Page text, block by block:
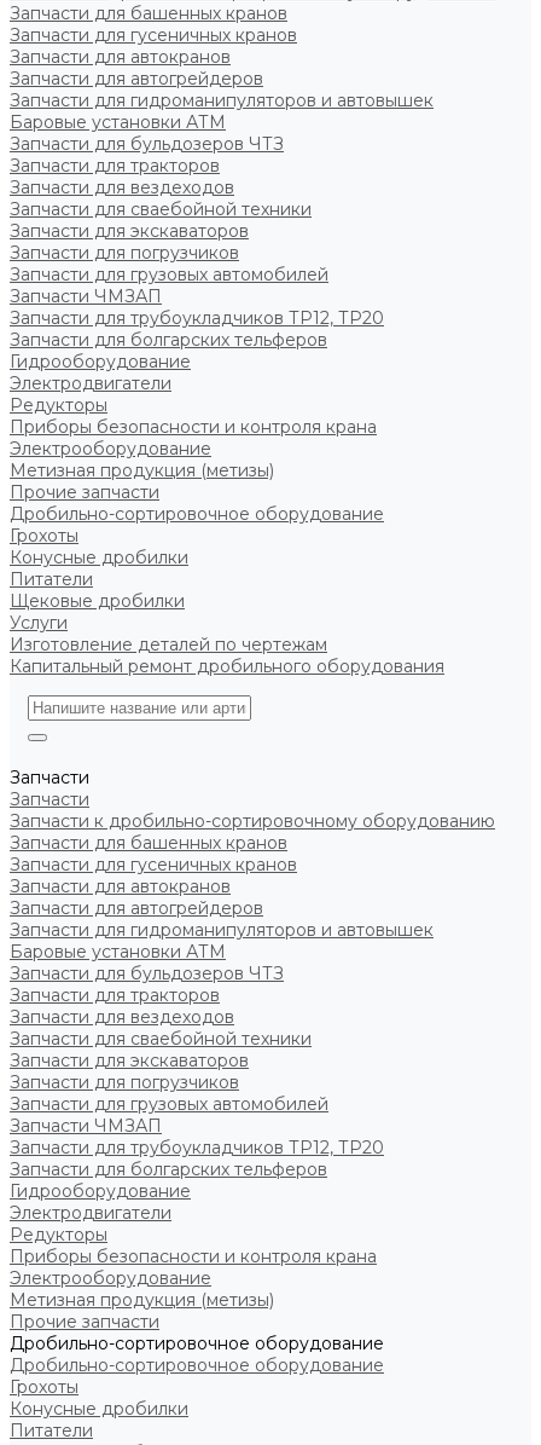
Запчасти для башенных кранов
Запчасти для гусеничных кранов
Запчасти для автокранов
Запчасти для автогрейдеров
Запчасти для гидроманипуляторов и автовышек
Баровые установки АТМ
Запчасти для бульдозеров ЧТЗ
Запчасти для тракторов
Запчасти для вездеходов
Запчасти для сваебойной техники
Запчасти для экскаваторов
Запчасти для погрузчиков
Запчасти для грузовых автомобилей
Запчасти ЧМЗАП
Запчасти для трубоукладчиков ТР12, ТР20
Запчасти для болгарских тельферов
Гидрооборудование
Электродвигатели
Редукторы
Приборы безопасности и контроля крана
Электрооборудование
Метизная продукция (метизы)
Прочие запчасти
Дробильно-сортировочное оборудование
Грохоты
Конусные дробилки
Питатели
Щековые дробилки
Услуги
Изготовление деталей по чертежам
Капитальный ремонт дробильного оборудования
Запчасти
Запчасти
Запчасти к дробильно-сортировочному оборудованию
Запчасти для башенных кранов
Запчасти для гусеничных кранов
Запчасти для автокранов
Запчасти для автогрейдеров
Запчасти для гидроманипуляторов и автовышек
Баровые установки АТМ
Запчасти для бульдозеров ЧТЗ
Запчасти для тракторов
Запчасти для вездеходов
Запчасти для сваебойной техники
Запчасти для экскаваторов
Запчасти для погрузчиков
Запчасти для грузовых автомобилей
Запчасти ЧМЗАП
Запчасти для трубоукладчиков ТР12, ТР20
Запчасти для болгарских тельферов
Гидрооборудование
Электродвигатели
Редукторы
Приборы безопасности и контроля крана
Электрооборудование
Метизная продукция (метизы)
Прочие запчасти
Дробильно-сортировочное оборудование
Дробильно-сортировочное оборудование
Грохоты
Конусные дробилки
Питатели